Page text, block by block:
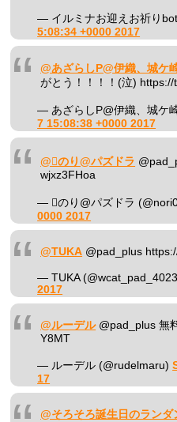
— イルミナお迎えお祈り
5:08:34 +0000 2017
@あざらしP@伊織、城ケ
がとう！！！！(泣)
— あざらしP@伊織、城ケ
7 15:08:38 +0000 2017
@のり@パズドラ
wjxz3FHoa
— のり@パズドラ
0000 2017
@TUKA @pad_plus
— TUKA
2017
@ルーデル@pad_plus 無
Y8MT
— ルーデル (@rudelmaru)
17
@そろそろ誕生日のラン